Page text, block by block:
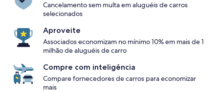
Cancelamento sem multa em aluguéis de carros
selecionados
Aproveite
Associados economizam no mínimo 10% em mais de 1
milhão de aluguéis de carro
Compre com inteligência
Compare fornecedores de carros para economizar
mais